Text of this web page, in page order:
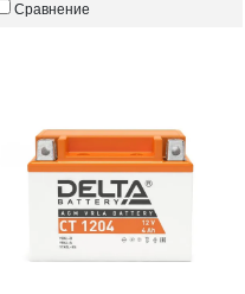
Сравнение